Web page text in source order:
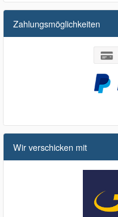
Zahlungsmöglichkeiten
Wir verschicken mit